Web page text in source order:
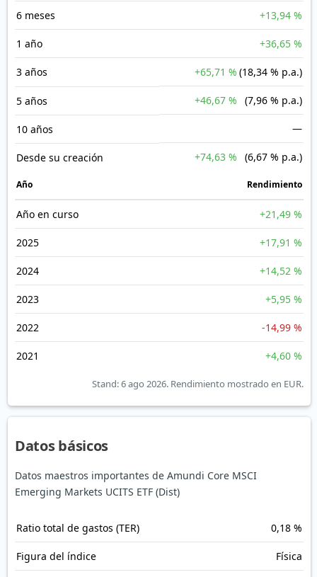
6 meses +13,94 %
1 año +36,65 %
3 años +65,71 % (18,34 % p.a.)
5 años +46,67 % (7,96 % p.a.)
10 años —
Desde su creación +74,63 % (6,67 % p.a.)
Año Rendimiento
Año en curso +21,49 %
2025 +17,91 %
2024 +14,52 %
2023 +5,95 %
2022 -14,99 %
2021 +4,60 %
Stand: 6 ago 2026. Rendimiento mostrado en EUR.
Datos básicos
Datos maestros importantes de Amundi Core MSCI
Emerging Markets UCITS ETF (Dist)
Ratio total de gastos (TER) 0,18 %
Figura del índice Física